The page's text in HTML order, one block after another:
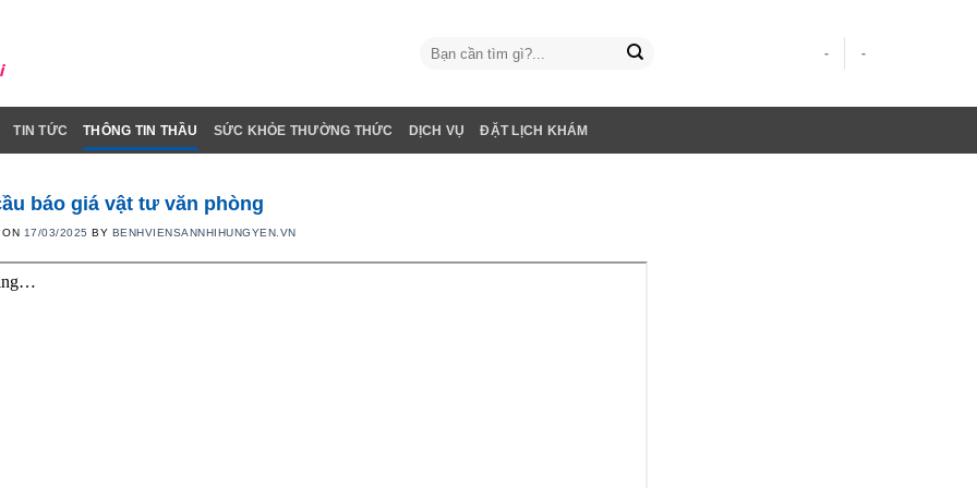
- -
TIN TỨC THÔNG TIN THẦU SỨC KHỎE THƯỜNG THỨC DỊCH VỤ ĐẶT LỊCH KHÁM
báo giá vật tư văn phòng
ON 17/03/2025 BY BENHVIENSANNHIHUNGYEN.VN